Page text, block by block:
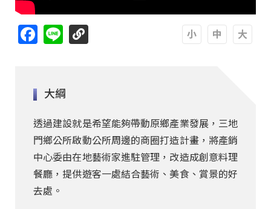
Facebook
Line
大綱
透過建設就是希望能夠帶動原鄉產業發展，三地
門鄉公所啟動公所周邊的商圈打造計畫，將產銷
中心委由在地藝術家進駐管理，改造成創意料理
餐廳，提供遊客一處結合藝術、美食、賞景的好
去處。